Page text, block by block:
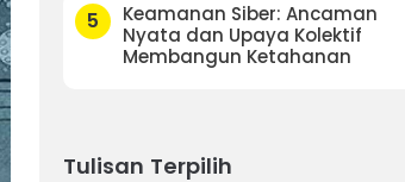
5
Keamanan Siber: Ancaman
Nyata dan Upaya Kolektif
Membangun Ketahanan
Tulisan Terpilih